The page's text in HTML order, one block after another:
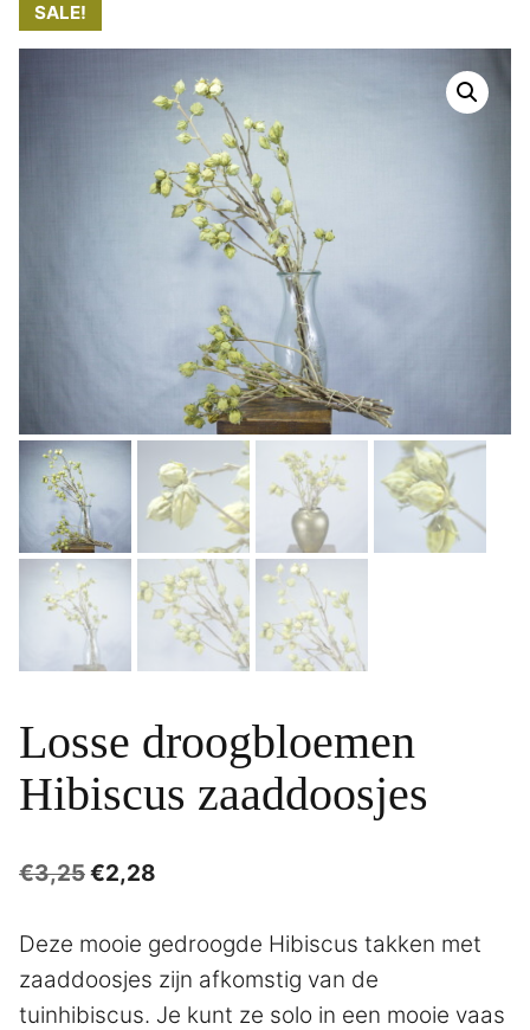
SALE!
Losse droogbloemen
Hibiscus zaaddoosjes
€3,25Oorspronkelijke
was:
€3,25.
€2,28
is:
€2,28.
Deze mooie gedroogde Hibiscus takken met
zaaddoosjes zijn afkomstig van de
tuinhibiscus. Je kunt ze solo in een mooie vaas